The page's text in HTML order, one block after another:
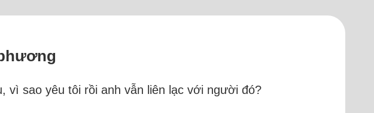
vì sao yêu tôi rồi anh vẫn liên lạc với người đó?